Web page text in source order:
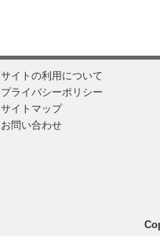
サイトの利用について
プライバシーポリシー
サイトマップ
お問い合わせ